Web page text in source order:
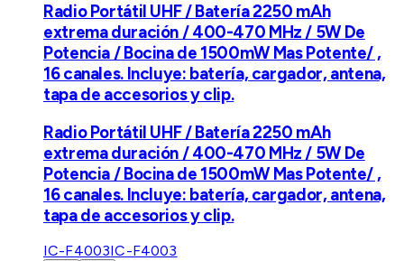
Radio Portátil UHF / Batería 2250 mAh
extrema duración / 400-470 MHz / 5W De
Potencia / Bocina de 1500mW Mas Potente/ ,
16 canales. Incluye: batería, cargador, antena,
tapa de accesorios y clip.
Radio Portátil UHF / Batería 2250 mAh
extrema duración / 400-470 MHz / 5W De
Potencia / Bocina de 1500mW Mas Potente/ ,
16 canales. Incluye: batería, cargador, antena,
tapa de accesorios y clip.
IC-F4003IC-F4003